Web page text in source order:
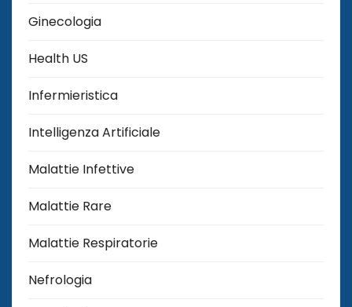
Ginecologia
Health US
Infermieristica
Intelligenza Artificiale
Malattie Infettive
Malattie Rare
Malattie Respiratorie
Nefrologia